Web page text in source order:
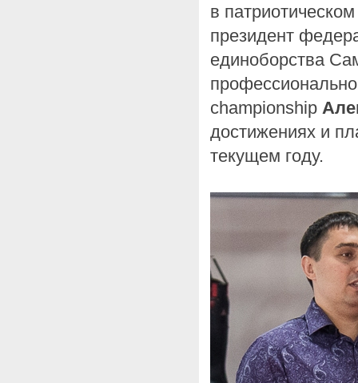
в
президент
единоборства
championship
достижениях и
текущем году.